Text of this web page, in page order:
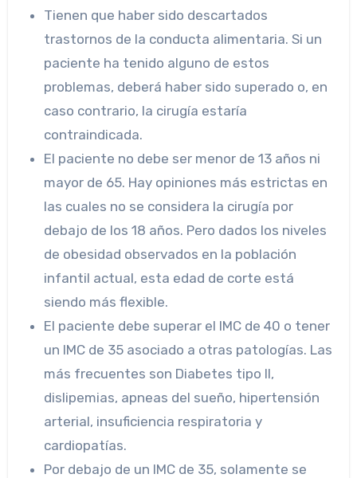
Tienen que haber sido descartados
trastornos de la conducta alimentaria. Si un
paciente ha tenido alguno de estos
problemas, deberá haber sido superado o, en
caso contrario, la cirugía estaría
contraindicada.
El paciente no debe ser menor de 13 años ni
mayor de 65. Hay opiniones más estrictas en
las cuales no se considera la cirugía por
debajo de los 18 años. Pero dados los niveles
de obesidad observados en la población
infantil actual, esta edad de corte está
siendo más flexible.
El paciente debe superar el IMC de 40 o tener
un IMC de 35 asociado a otras patologías. Las
más frecuentes son Diabetes tipo II,
dislipemias, apneas del sueño, hipertensión
arterial, insuficiencia respiratoria y
cardiopatías.
Por debajo de un IMC de 35, solamente se